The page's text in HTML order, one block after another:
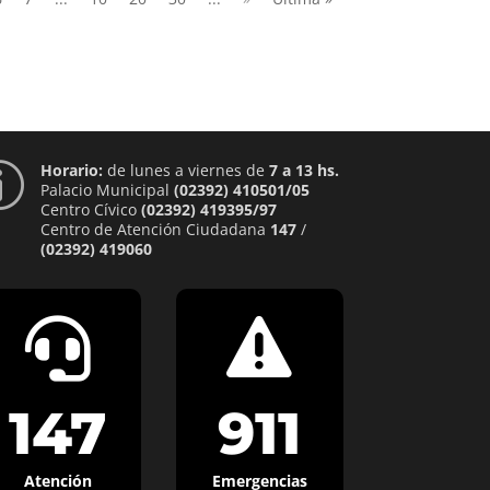
Horario: de lunes a viernes de 7 a 13 hs.
Palacio Municipal (02392) 410501/05
Centro Cívico (02392) 419395/97
Centro de Atención Ciudadana 147/
(02392) 419060

147
Atención

911
Emergencias